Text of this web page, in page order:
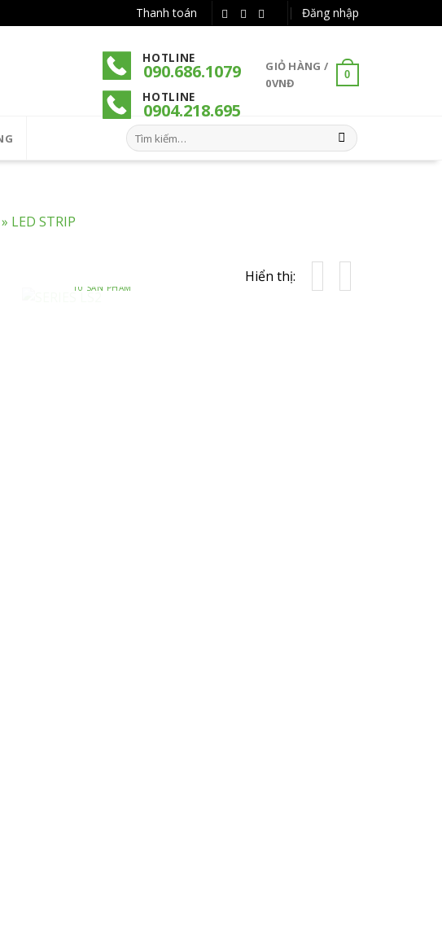
Thanh toán Đăng nhập
HOTLINE
090.686.1079
HOTLINE
0904.218.695
GIỎ HÀNG /
0VNĐ
0
Tìm
kiếm:
» LED STRIP
Hiển thị:
10 SẢN PHẨM